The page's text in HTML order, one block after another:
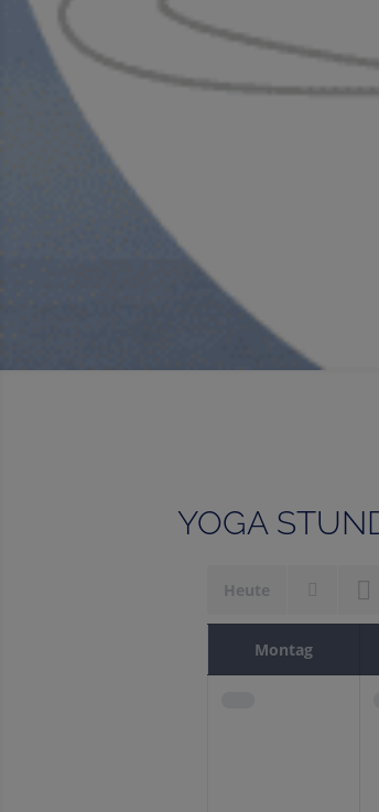
YOGA
Heute
Montag